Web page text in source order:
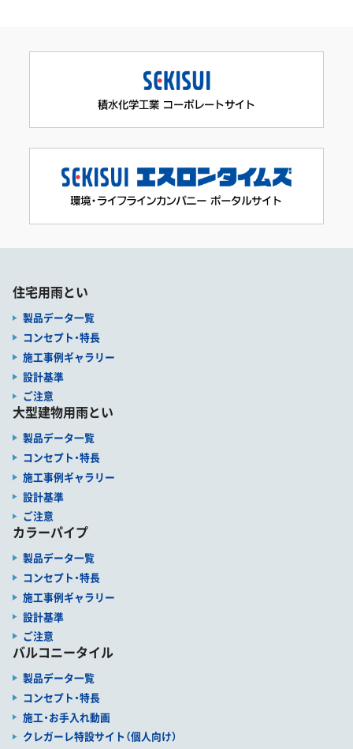
住宅用雨とい
製品データ一覧
コンセプト・特長
施工事例ギャラリー
設計基準
ご注意
大型建物用雨とい
製品データ一覧
コンセプト・特長
施工事例ギャラリー
設計基準
ご注意
カラーパイプ
製品データ一覧
コンセプト・特長
施工事例ギャラリー
設計基準
ご注意
バルコニータイル
製品データ一覧
コンセプト・特長
施工・お手入れ動画
クレガーレ特設サイト（個人向け）